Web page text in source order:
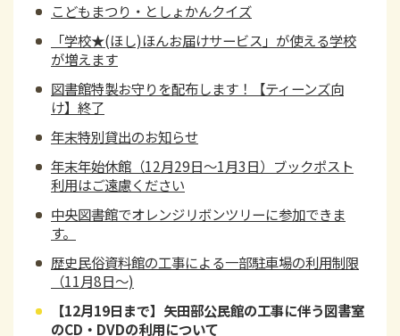
こどもまつり・としょかんクイズ
「学校★(ほし)ほんお届けサービス」が使える学校
が増えます
図書館特製お守りを配布します！【ティーンズ向
け】終了
年末特別貸出のお知らせ
年末年始休館（12月29日～1月3日）ブックポスト
利用はご遠慮ください
中央図書館でオレンジリボンツリーに参加できま
す。
歴史民俗資料館の工事による一部駐車場の利用制限
（11月8日～)
【12月19日まで】矢田部公民館の工事に伴う図書室
のCD・DVDの利用について